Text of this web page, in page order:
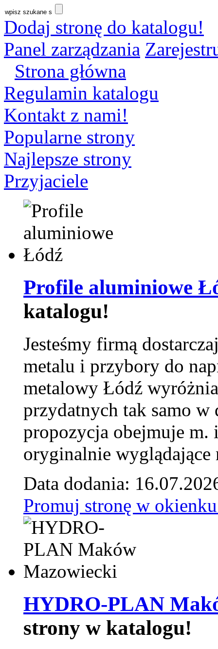
Dodaj stronę do katalogu!
Panel zarządzania
Strona główna
Regulamin katalogu
Kontakt z nami!
Popularne strony
Najlepsze strony
Przyjaciele
Profile aluminiowe
katalogu!
Jesteśmy firmą
metalu i przybory do
metalowy Łódź
przydatnych tak samo w
propozycja obejmuje m.
oryginalnie wyglądające
Data dodania:
Promuj stronę w
HYDRO-PLAN
strony w katalogu!